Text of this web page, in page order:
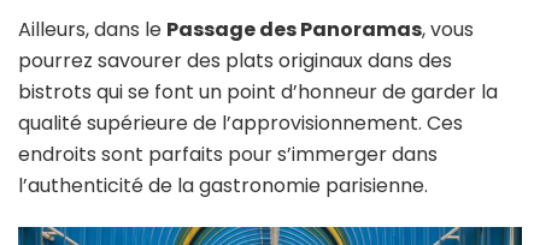
Ailleurs, dans le Passage des Panoramas, vous
pourrez savourer des plats originaux dans des
bistrots qui se font un point d’honneur de garder la
qualité supérieure de l’approvisionnement. Ces
endroits sont parfaits pour s’immerger dans
l’authenticité de la gastronomie parisienne.